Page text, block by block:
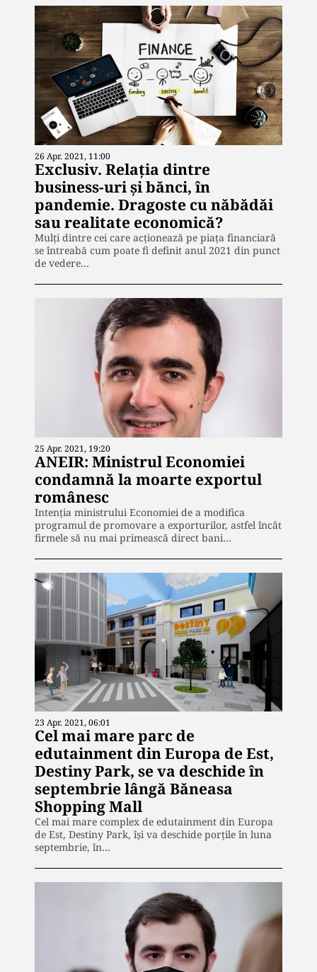
26 Apr. 2021, 11:00
Exclusiv. Relația dintre
business-uri și bănci, în
pandemie. Dragoste cu năbădăi
sau realitate economică?
Mulți dintre cei care acționează pe piața financiară
se întreabă cum poate fi definit anul 2021 din punct
de vedere…
25 Apr. 2021, 19:20
ANEIR: Ministrul Economiei
condamnă la moarte exportul
românesc
Intenţia ministrului Economiei de a modifica
programul de promovare a exporturilor, astfel încât
firmele să nu mai primească direct bani…
23 Apr. 2021, 06:01
Cel mai mare parc de
edutainment din Europa de Est,
Destiny Park, se va deschide în
septembrie lângă Băneasa
Shopping Mall
Cel mai mare complex de edutainment din Europa
de Est, Destiny Park, îşi va deschide porţile în luna
septembrie, în…